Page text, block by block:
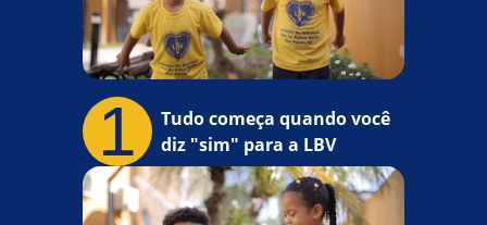
1
Tudo começa quando você
diz "sim" para a LBV